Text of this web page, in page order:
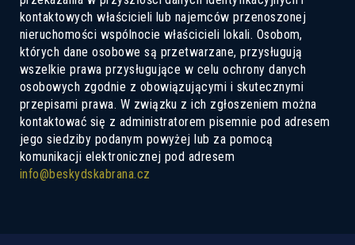
kontaktowych właścicieli lub najemców przenoszonej
nieruchomości wspólnocie właścicieli lokali. Osobom,
których dane osobowe są przetwarzane, przysługują
wszelkie prawa przysługujące w celu ochrony danych
osobowych zgodnie z obowiązującymi i skutecznymi
przepisami prawa. W związku z ich zgłoszeniem można
kontaktować się z administratorem pisemnie pod adresem
jego siedziby podanym powyżej lub za pomocą
komunikacji elektronicznej pod adresem
info@beskydskabrana.czZgoda na przetwarzanie danych
Jestem zainteresowany kredytem hipotecznym z
Jestem zainteresowany ofertą inwestycyjną 10,52%
Preferowany język
czeski
słowacki
polski
angielski
Wyrażam zgodę na przesyłanie informacji